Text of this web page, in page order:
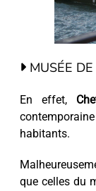
MUSÉE DE
En effet,
habitants.
que celles du